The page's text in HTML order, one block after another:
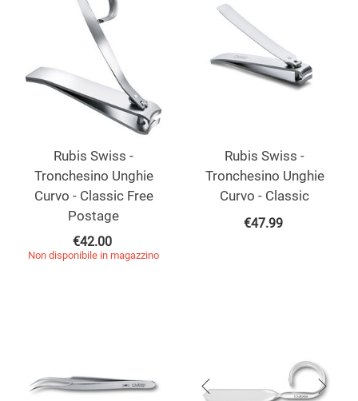
Rubis Swiss -
Tronchesino Unghie
Curvo - Classic Free
Postage
€42.00
Non disponibile in magazzino
Rubis Swiss -
Tronchesino Unghie
Curvo - Classic
€47.99